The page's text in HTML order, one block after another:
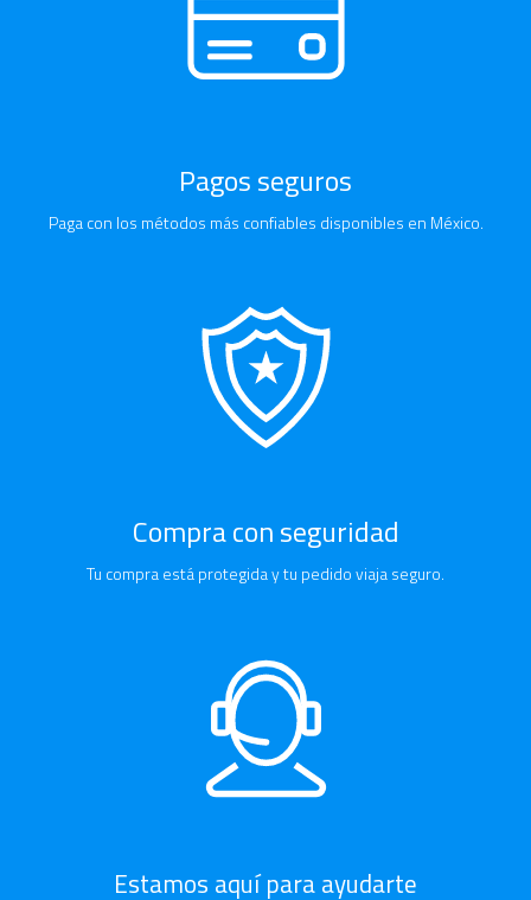
Pagos seguros
Paga con los métodos más confiables disponibles en México.
Compra con seguridad
Tu compra está protegida y tu pedido viaja seguro.
Estamos aquí para ayudarte